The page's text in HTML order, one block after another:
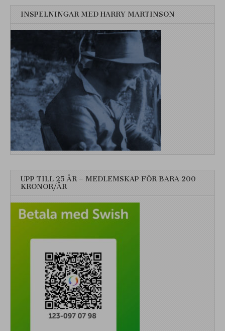
INSPELNINGAR MED HARRY MARTINSON
UPP TILL 25 ÅR – MEDLEMSKAP FÖR BARA 200
KRONOR/ÅR